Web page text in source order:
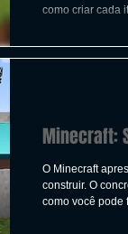
CONSTRUÇÃO
FILMES
como criar cada
Minecraft:
O Minecraft
construir. O
como você pode